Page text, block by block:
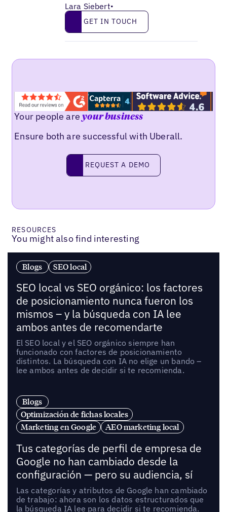
Lara Siebert•
Get in touch
GET IN TOUCH
Your people areyour business
Ensure both are successful with Uberall.
Request a demo
REQUEST A DEMO
RESOURCES
You might also find interesting
Blogs SEO local
SEO local vs SEO orgánico: los factores
de posicionamiento nunca fueron los
mismos – y la búsqueda con IA lee
ambos antes de recomendarte
El SEO local y el SEO orgánico siempre han
funcionado con factores de posicionamiento
distintos. La búsqueda con IA no elige un bando –
lee ambos antes de decidir si te recomienda.
Blogs
Optimización de fichas locales
Marketing en Google
AEO marketing local
Tus categorías de perfil de empresa de
Google no han cambiado desde la
configuración — pero su audiencia, sí
Las categorías y atributos de Google han cambiado
de trabajo: ahora son los datos estructurados que
la búsqueda IA lee para decidir si te recomienda.